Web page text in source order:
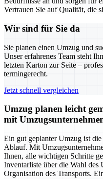
Vertrauen Sie auf Qualität, die
Wir sind für Sie da
Sie planen einen Umzug und
Unser erfahrenes Team steht
letzten Karton zur Seite –
termingerecht.
Jetzt schnell vergleichen
Umzug planen leicht
mit
Ein gut geplanter Umzug ist
Ablauf. Mit
Ihnen, alle wichtigen Schritte
Inventarliste über die Wahl des
Organisation des Transports.